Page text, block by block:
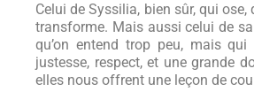
Celui de Syssilia, bien sûr, qui ose,
transforme. Mais aussi celui de
qu’on entend trop peu, mais
justesse, respect, et une grande
elles nous offrent une leçon de